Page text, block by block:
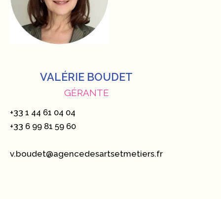
VALÉRIE BOUDET
GÉRANTE
+33 1 44 61 04 04
+33 6 99 81 59 60
v.boudet@agencedesartsetmetiers.fr